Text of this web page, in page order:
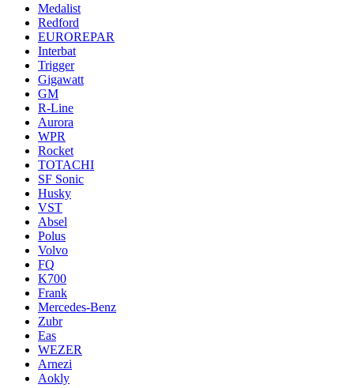
Medalist
Redford
EUROREPAR
Interbat
Trigger
Gigawatt
GM
R-Line
Aurora
WPR
Rocket
TOTACHI
SF Sonic
Husky
VST
Absel
Polus
Volvo
FQ
K700
Frank
Mercedes-Benz
Zubr
Eas
WEZER
Arnezi
Aokly